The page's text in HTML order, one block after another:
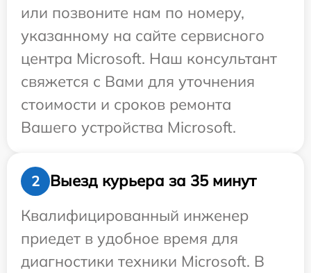
или позвоните нам по номеру,
указанному на сайте сервисного
центра Microsoft. Наш консультант
свяжется с Вами для уточнения
стоимости и сроков ремонта
Вашего устройства Microsoft.
2
Выезд курьера за 35 минут
Квалифицированный инженер
приедет в удобное время для
диагностики техники Microsoft. В